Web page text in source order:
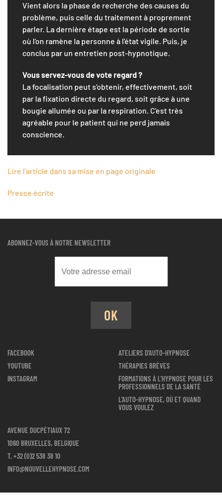
Vient alors la phase de recherche des causes du
problème, puis celle du traitement à proprement
parler. La dernière étape est la période de sortie
où l'on ramène la personne à l'état vigile. Puis, je
conclus par un entretien post-hypnotique.
Vous servez-vous de vote regard ?
La focalisation peut s'obtenir, effectivement, soit
par la fixation directe du regard, soit grâce à une
bougie allumée ou par la respiration. C'est très
agréable pour le patient qui ne perd jamais
conscience.
Lire l'article dans sa mise en page originale
Presse écrite
ABONNEZ-VOUS À NOTRE NEWSLETTER
OK
FACEBOOK
YOUTUBE
INSTAGRAM
ATELIERS D'AUTO-HYPNOSE
THÉRAPIES BRÈVES
FORMATIONS À L'HYPNOSE POUR LES
PROFESSIONNELS DE LA SANTÉ
L'AUTO-HYPNOSE, OÙ ET QUAND
VOUS VOULEZ
AVENUE DUCPÉTIAUX 72
1060 BRUXELLES, BELGIQUE
T.+32 (0)2 538 38 10
INFO@NOUVELLEHYPNOSE.COM